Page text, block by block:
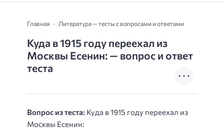
Главная Литература — тесты с вопросами и ответами
Куда в 1915 году переехал из
Москвы Есенин: — вопрос и ответ
теста
Вопрос из теста: Куда в 1915 году переехал из
Москвы Есенин: